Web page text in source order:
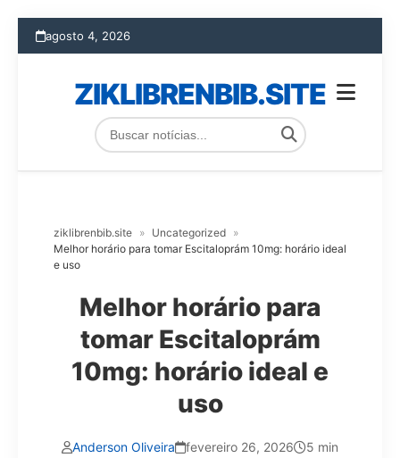
agosto 4, 2026
ZIKLIBRENBIB.SITE
ziklibrenbib.site » Uncategorized »
Melhor horário para tomar Escitaloprám 10mg: horário ideal
e uso
Melhor horário para
tomar Escitaloprám
10mg: horário ideal e
uso
Anderson Oliveira fevereiro 26, 2026
5 min